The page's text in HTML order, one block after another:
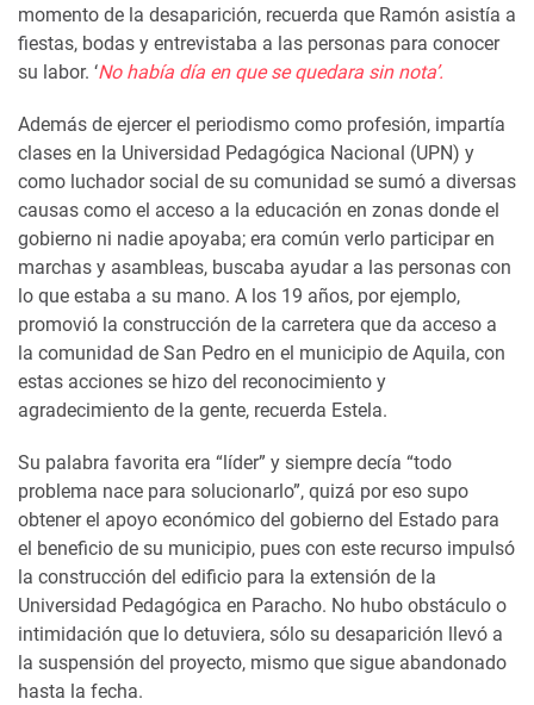
momento de la desaparición, recuerda que Ramón asistía a
fiestas, bodas y entrevistaba a las personas para conocer
su labor. ‘No había día en que se quedara sin nota’.
Además de ejercer el periodismo como profesión, impartía
clases en la Universidad Pedagógica Nacional (UPN) y
como luchador social de su comunidad se sumó a diversas
causas como el acceso a la educación en zonas donde el
gobierno ni nadie apoyaba; era común verlo participar en
marchas y asambleas, buscaba ayudar a las personas con
lo que estaba a su mano. A los 19 años, por ejemplo,
promovió la construcción de la carretera que da acceso a
la comunidad de San Pedro en el municipio de Aquila, con
estas acciones se hizo del reconocimiento y
agradecimiento de la gente, recuerda Estela.
Su palabra favorita era “líder” y siempre decía “todo
problema nace para solucionarlo”, quizá por eso supo
obtener el apoyo económico del gobierno del Estado para
el beneficio de su municipio, pues con este recurso impulsó
la construcción del edificio para la extensión de la
Universidad Pedagógica en Paracho. No hubo obstáculo o
intimidación que lo detuviera, sólo su desaparición llevó a
la suspensión del proyecto, mismo que sigue abandonado
hasta la fecha.